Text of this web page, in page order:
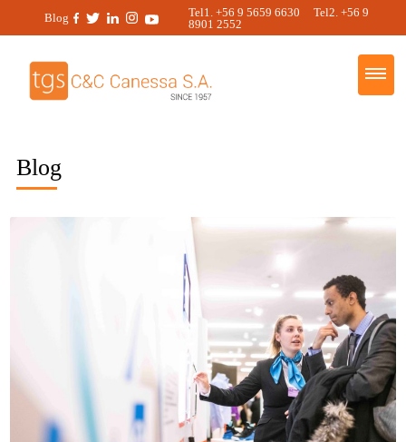
Blog
Tel1. +56 9 5659 6630 Tel2. +56 9
8901 2552
Blog